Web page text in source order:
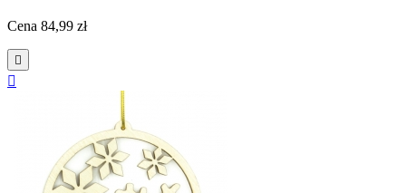
Cena 84,99 zł

